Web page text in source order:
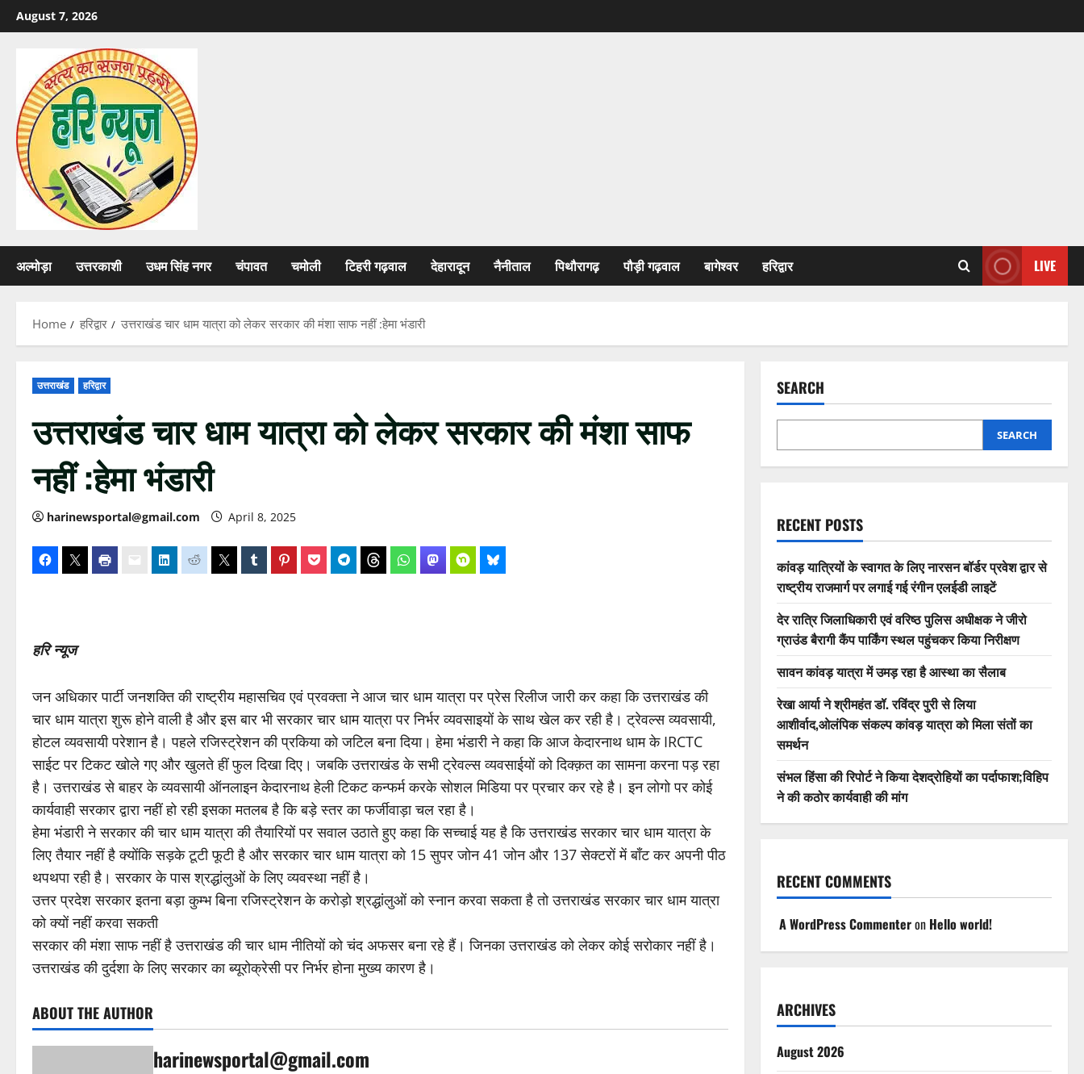
Skip
to
August 7, 2026
अल्मोड़ा उत्तरकाशी उधम सिंह नगर चंपावत चमोली टिहरी गढ़वाल देहारादून नैनीताल पिथौरागढ़ पौड़ी गढ़वाल बागेश्वर हरिद्वार LIVE
Home हरिद्वार उत्तराखंड चार धाम यात्रा को लेकर सरकार की मंशा साफ नहीं :हेमा भंडारी
उत्तराखंड हरिद्वार
उत्तराखंड चार धाम यात्रा को लेकर सरकार की मंशा साफ
नहीं :हेमा भंडारी
harinewsportal@gmail.com April 8, 2025
हरि न्यूज
जन अधिकार पार्टी जनशक्ति की राष्ट्रीय महासचिव एवं प्रवक्ता ने आज चार धाम यात्रा पर प्रेस रिलीज जारी कर कहा कि उत्तराखंड की
चार धाम यात्रा शुरू होने वाली है और इस बार भी सरकार चार धाम यात्रा पर निर्भर व्यवसाइयों के साथ खेल कर रही है। ट्रेवल्स व्यवसायी,
होटल व्यवसायी परेशान है। पहले रजिस्ट्रेशन की प्रकिया को जटिल बना दिया। हेमा भंडारी ने कहा कि आज केदारनाथ धाम के IRCTC
साईट पर टिकट खोले गए और खुलते हीं फुल दिखा दिए। जबकि उत्तराखंड के सभी ट्रेवल्स व्यवसाईयों को दिक्क़त का सामना करना पड़ रहा
है। उत्तराखंड से बाहर के व्यवसायी ऑनलाइन केदारनाथ हेली टिकट कन्फर्म करके सोशल मिडिया पर प्रचार कर रहे है। इन लोगो पर कोई
कार्यवाही सरकार द्वारा नहीं हो रही इसका मतलब है कि बड़े स्तर का फर्जीवाड़ा चल रहा है।
हेमा भंडारी ने सरकार की चार धाम यात्रा की तैयारियों पर सवाल उठाते हुए कहा कि सच्चाई यह है कि उत्तराखंड सरकार चार धाम यात्रा के
लिए तैयार नहीं है क्योंकि सड़के टूटी फूटी है और सरकार चार धाम यात्रा को 15 सुपर जोन 41 जोन और 137 सेक्टरों में बाँट कर अपनी पीठ
थपथपा रही है। सरकार के पास श्रद्धांलुओं के लिए व्यवस्था नहीं है।
उत्तर प्रदेश सरकार इतना बड़ा कुम्भ बिना रजिस्ट्रेशन के करोड़ो श्रद्धांलुओं को स्नान करवा सकता है तो उत्तराखंड सरकार चार धाम यात्रा
को क्यों नहीं करवा सकती
सरकार की मंशा साफ नहीं है उत्तराखंड की चार धाम नीतियों को चंद अफसर बना रहे हैं। जिनका उत्तराखंड को लेकर कोई सरोकार नहीं है।
उत्तराखंड की दुर्दशा के लिए सरकार का ब्यूरोक्रेसी पर निर्भर होना मुख्य कारण है।
ABOUT THE AUTHOR
harinewsportal@gmail.com
SEARCH
SEARCH
RECENT POSTS
कांवड़ यात्रियों के स्वागत के लिए नारसन बॉर्डर प्रवेश द्वार से
राष्ट्रीय राजमार्ग पर लगाई गई रंगीन एलईडी लाइटें
देर रात्रि जिलाधिकारी एवं वरिष्ठ पुलिस अधीक्षक ने जीरो
ग्राउंड बैरागी कैंप पार्किंग स्थल पहुंचकर किया निरीक्षण
सावन कांवड़ यात्रा में उमड़ रहा है आस्था का सैलाब
रेखा आर्या ने श्रीमहंत डॉ. रविंद्र पुरी से लिया
आशीर्वाद,ओलंपिक संकल्प कांवड़ यात्रा को मिला संतों का
समर्थन
संभल हिंसा की रिपोर्ट ने किया देशद्रोहियों का पर्दाफाश;विहिप
ने की कठोर कार्यवाही की मांग
RECENT COMMENTS
A WordPress Commenteron Hello world!
ARCHIVES
August 2026